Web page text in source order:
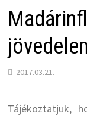
2017.03.21.
Tájékoztatjuk,